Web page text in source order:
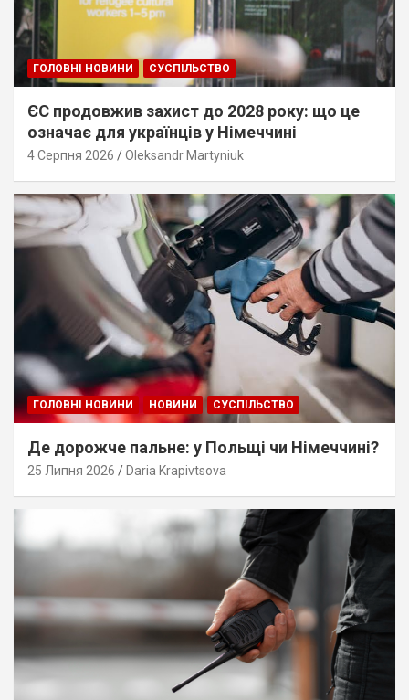
ГОЛОВНІ НОВИНИ СУСПІЛЬСТВО
ЄС продовжив захист до 2028 року: що це
означає для українців у Німеччині
4 Серпня 2026 Oleksandr Martyniuk
ГОЛОВНІ НОВИНИ НОВИНИ СУСПІЛЬСТВО
Де дорожче пальне: у Польщі чи Німеччині?
25 Липня 2026 Daria Krapivtsova